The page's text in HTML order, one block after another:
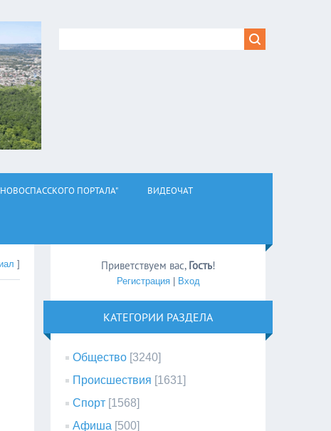
ПОРТАЛА" ВИДЕОЧАТ
] Приветствуем вас, Гость!
Регистрация| Вход
КАТЕГОРИИ РАЗДЕЛА
Общество [3240]
Происшествия [1631]
Спорт [1568]
Афиша [500]